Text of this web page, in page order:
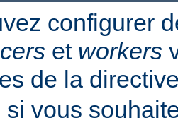
configurer
et workers
de la
si vous